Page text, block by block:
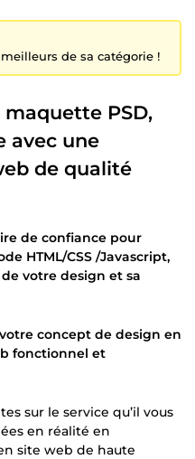
de sa catégorie !
PSD,
avec une
de qualité
de confiance pour
HTML/CSS /Javascript,
votre design et sa
concept de design en
fonctionnel et
sur le service qu’il vous
en réalité en
site web de haute